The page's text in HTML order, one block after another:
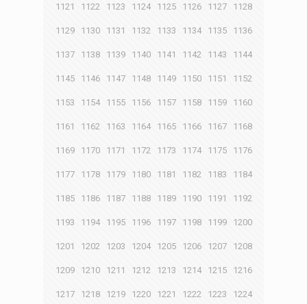
1121 1122 1123 1124 1125 1126 1127 1128
1129 1130 1131 1132 1133 1134 1135 1136
1137 1138 1139 1140 1141 1142 1143 1144
1145 1146 1147 1148 1149 1150 1151 1152
1153 1154 1155 1156 1157 1158 1159 1160
1161 1162 1163 1164 1165 1166 1167 1168
1169 1170 1171 1172 1173 1174 1175 1176
1177 1178 1179 1180 1181 1182 1183 1184
1185 1186 1187 1188 1189 1190 1191 1192
1193 1194 1195 1196 1197 1198 1199 1200
1201 1202 1203 1204 1205 1206 1207 1208
1209 1210 1211 1212 1213 1214 1215 1216
1217 1218 1219 1220 1221 1222 1223 1224